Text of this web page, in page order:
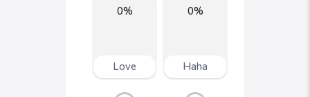
0%
Haha
0%
Love